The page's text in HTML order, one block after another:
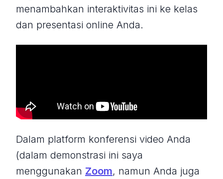
menambahkan interaktivitas ini ke kelas
dan presentasi online Anda.
Dalam platform konferensi video Anda
(dalam demonstrasi ini saya
menggunakan Zoom, namun Anda juga